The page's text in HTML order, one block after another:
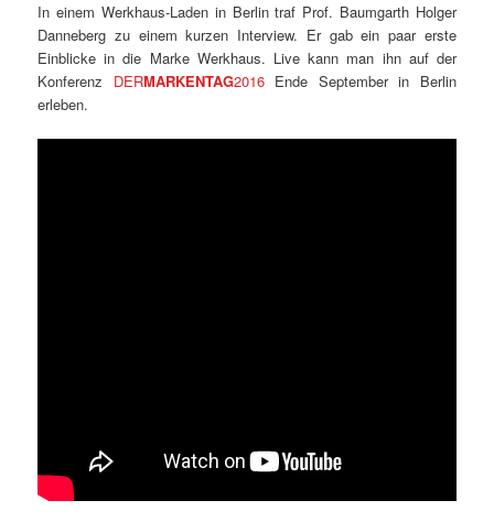
In einem Werkhaus-Laden in Berlin traf Prof. Baumgarth Holger
Danneberg zu einem kurzen Interview. Er gab ein paar erste
Einblicke in die Marke Werkhaus. Live kann man ihn auf der
Konferenz DERMARKENTAG2016Ende September in Berlin
erleben.